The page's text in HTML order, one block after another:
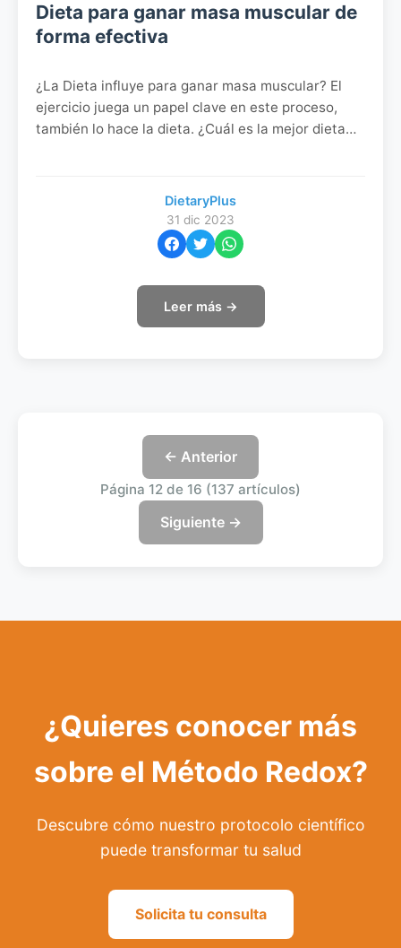
Dieta para ganar masa muscular de
forma efectiva
¿La Dieta influye para ganar masa muscular? El
ejercicio juega un papel clave en este proceso,
también lo hace la dieta. ¿Cuál es la mejor dieta
DietaryPlus
31 dic 2023
Leer más →
← Anterior
Página 12 de 16 (137 artículos)
Siguiente →
¿Quieres conocer más
sobre el Método Redox?
Descubre cómo nuestro protocolo científico
puede transformar tu salud
Solicita tu consulta